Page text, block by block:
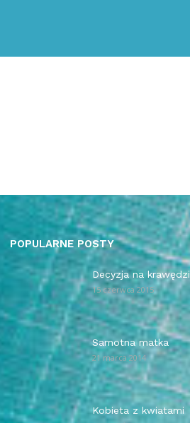
POPULARNE POSTY
Decyzja na krawędzi
15 czerwca 2015
Samotna matka
21 marca 2014
Kobieta z kwiatami